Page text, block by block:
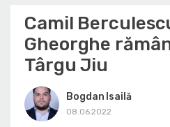
Camil
Gheorghe
Târgu Jiu
Bogdan Isailă
08.06.2022